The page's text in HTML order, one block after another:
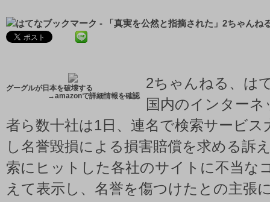
グーグルが日本を破壊する
→amazonで詳細情報を確認
2ちゃんねる、は
国内のインター
者ら数十社は1日、連名で検索サービス
し名誉毀損による損害賠償を求める訴
索にヒットした各社のサイトに不当な
えて表示し、名誉を傷つけたとの主張